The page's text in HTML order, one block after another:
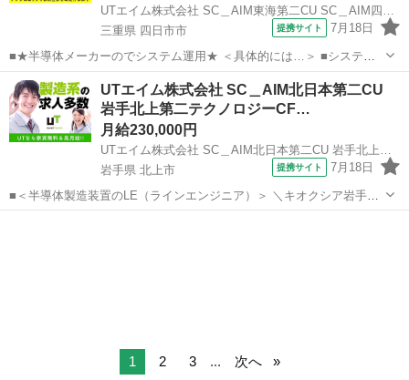
UTエイム株式会社 SC＿AIM東海第二CU SC＿AIM四日市東テクノロジーCF《AXJC1C》
三重県 四日市市
提携サイト 7月18日
■★半導体メーカーのでシステム運用★ ＜具体的には…＞ ■システム
構築 新しい工場設備やシステムが必要になった際にIT環境を作ります
＊要件定義・システム設計 ＊部材手配 必要なサーバーやネットワーク
の手配 ＊組立 設計...
三重 四日市市 その他
UTエイム株式会社 SC＿AIM北日本第二CU
岩手北上第二テクノロジーCF…
月給230,000円
UTエイム株式会社 SC＿AIM北日本第二CU 岩手北上第二テクノロジーCF《AWJD1C》
岩手県 北上市
提携サイト 7月18日
■＜半導体製造装置のLE（ラインエンジニア）＞ ＼キオクシア岩手株
式会社でのお仕事！／ LE（ラインエンジニア）とは 半導体製造装置
1 2 3 ... 次へ